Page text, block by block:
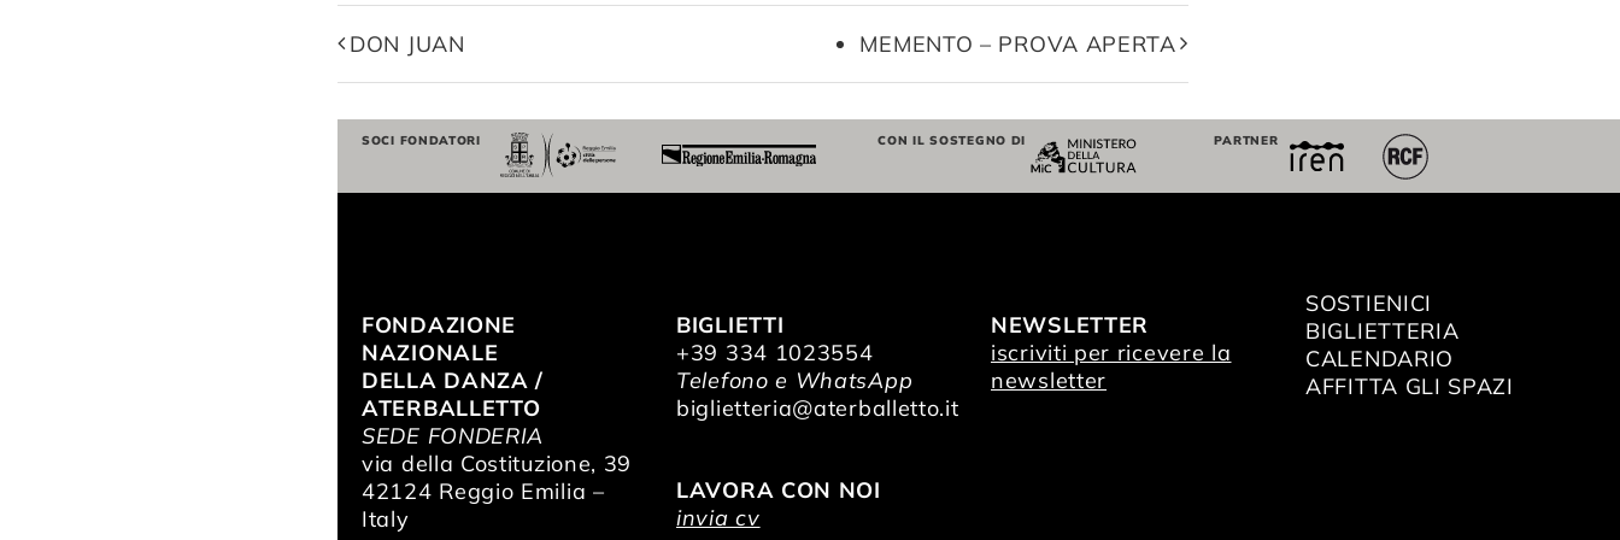
DON JUAN MEMENTO – PROVA APERTA
SOCI FONDATORI CON IL SOSTEGNO DI PARTNER
FONDAZIONE
NAZIONALE
DELLA DANZA /
ATERBALLETTO
SEDE FONDERIA
via della Costituzione, 39
42124 Reggio Emilia –
Italy
BIGLIETTI
+39 334 1023554
Telefono e WhatsApp
biglietteria@aterballetto.it
LAVORA CON NOI
invia cv
NEWSLETTER
iscriviti per ricevere la
newsletter
SOSTIENICI
BIGLIETTERIA
CALENDARIO
AFFITTA GLI SPAZI